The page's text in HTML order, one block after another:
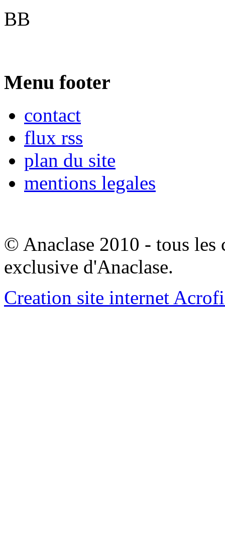
BB
Menu footer
contact
flux rss
plan du site
mentions legales
© Anaclase 2010 - tous les
exclusive d'Anaclase.
Creation site internet